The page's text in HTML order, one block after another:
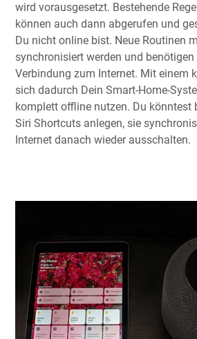
wird vorausgesetzt. Bestehende
können auch dann abgerufen und
Du nicht online bist. Neue Routinen
synchronisiert werden und benötigen
Verbindung zum Internet. Mit einem
sich dadurch Dein Smart-Home-
komplett offline nutzen. Du könntest
Siri Shortcuts anlegen, sie
Internet danach wieder ausschalten.